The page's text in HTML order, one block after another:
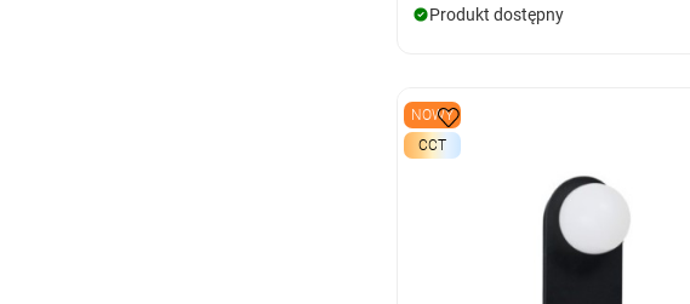
Produkt dostępny
NOWY
CCT